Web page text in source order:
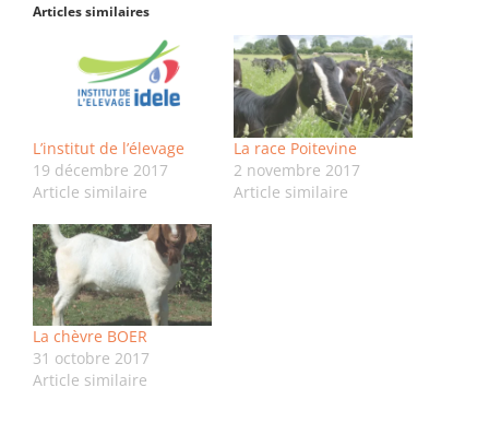
Articles similaires
L’institut de l’élevage
19 décembre 2017
Article similaire
La race Poitevine
2 novembre 2017
Article similaire
La chèvre BOER
31 octobre 2017
Article similaire